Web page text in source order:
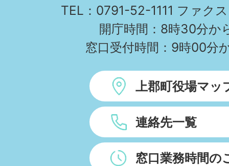
TEL：0791-52-1111 ファク
開庁時間：8時30分か
窓口受付時間：9時00分
上郡町役場マッ
連絡先一覧
窓口業務時間の